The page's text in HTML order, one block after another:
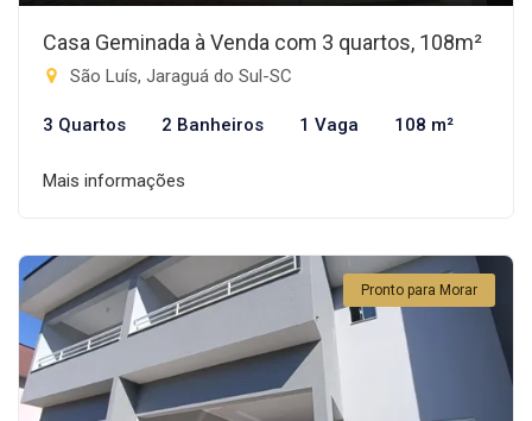
Casa Geminada à Venda com 3 quartos, 108m²
São Luís, Jaraguá do Sul-SC
3 Quartos 2 Banheiros 1 Vaga 108 m²
Mais informações
Pronto para Morar